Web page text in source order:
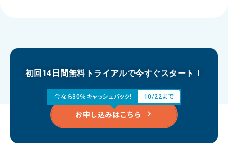
初回14日間無料トライアルで今すぐスタート！
今なら30％キャッシュバック! 10/22まで
お申し込みはこちら